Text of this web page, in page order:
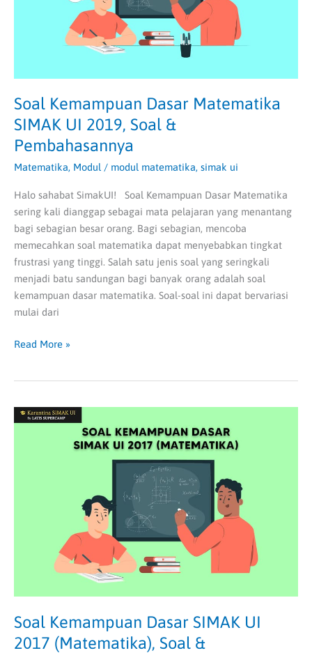
Soal Kemampuan Dasar Matematika
SIMAK UI 2019, Soal &
Pembahasannya
Matematika, Modul / modul matematika, simak ui
Halo sahabat SimakUI! Soal Kemampuan Dasar Matematika
sering kali dianggap sebagai mata pelajaran yang menantang
bagi sebagian besar orang. Bagi sebagian, mencoba
memecahkan soal matematika dapat menyebabkan tingkat
frustrasi yang tinggi. Salah satu jenis soal yang seringkali
menjadi batu sandungan bagi banyak orang adalah soal
kemampuan dasar matematika. Soal-soal ini dapat bervariasi
mulai dari
Pembahasannya
Read More »
Soal Kemampuan Dasar SIMAK UI
2017 (Matematika), Soal &
Soal
Pembahasan